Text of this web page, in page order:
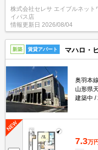
株式会社セレサ エイブルネット
イパス店
情報更新日 2026/08/04
新築 賃貸アパート マハロ・
奥羽本
山形県
建築中
7.3万円